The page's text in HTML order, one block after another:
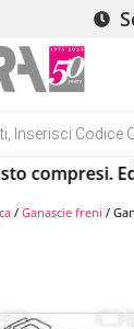
/ Ganascie freni /